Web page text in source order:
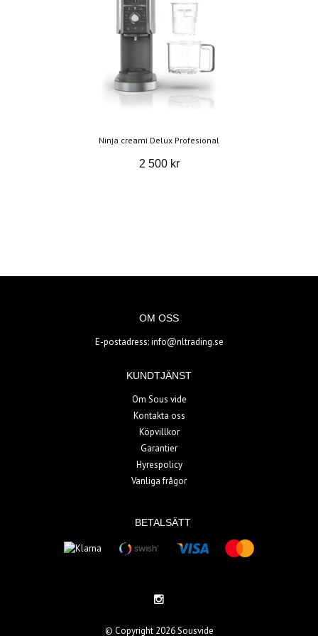
Ninja creami Delux Profesional
2 500 kr
OM OSS
E-postadress:info@nltrading.se
KUNDTJÄNST
Om Sous vide
Kontakta oss
Köpvillkor
Garantier
Hyrespolicy
Vanliga frågor
BETALSÄTT
© Copyright 2026 Sousvide